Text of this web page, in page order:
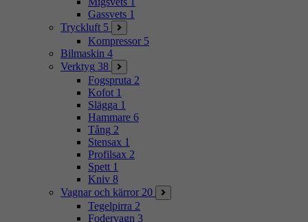
Gassvets 1
Tryckluft 5
Kompressor 5
Bilmaskin 4
Verktyg 38
Fogspruta 2
Kofot 1
Slägga 1
Hammare 6
Tång 2
Stensax 1
Profilsax 2
Spett 1
Kniv 8
Vagnar och kärror 20
Tegelpirra 2
Fodervagn 3